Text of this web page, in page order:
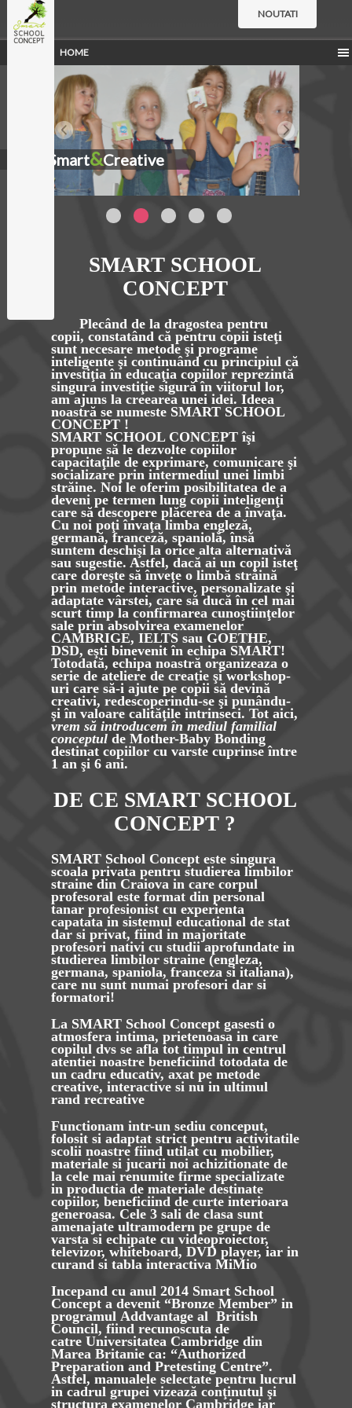
NOUTATI
HOME
Smart&Creative
SMART SCHOOL
CONCEPT
Plecând de la dragostea pentru
copii, constatând că pentru copii isteţi
sunt necesare metode şi programe
inteligente şi continuând cu principiul că
investiţia în educaţia copiilor reprezintă
singura investiţie sigură în viitorul lor,
am ajuns la creearea unei idei. Ideea
noastră se numeste SMART SCHOOL
CONCEPT !
SMART SCHOOL CONCEPT îşi
propune să le dezvolte copiilor
capacitaţile de exprimare, comunicare şi
socializare prin intermediul unei limbi
străine. Noi le oferim posibilitatea de a
deveni pe termen lung copii inteligenţi
care să descopere plăcerea de a învaţa.
Cu noi poţi învaţa limba engleză,
germană, franceză, spaniolă, însă
suntem deschişi la orice alta alternativă
sau sugestie. Astfel, dacă ai un copil isteţ
care doreşte să înveţe o limbă străină
prin metode interactive, personalizate şi
adaptate vârstei, care să ducă în cel mai
scurt timp la confirmarea cunoştiinţelor
sale prin absolvirea examenelor
CAMBRIGE, IELTS sau GOETHE,
DSD, eşti binevenit în echipa SMART!
Totodată, echipa noastră organizeaza o
serie de ateliere de creaţie şi workshop-
uri care să-i ajute pe copii să devină
creativi, redescoperindu-se şi punându-
şi în valoare calităţile intrinseci. Tot aici,
vrem să introducem în mediul familial
conceptulde Mother-Baby Bonding
destinat copiilor cu varste cuprinse între
1 an şi 6 ani.
DE CE SMART SCHOOL
CONCEPT ?
SMART School Concept este singura
scoala privata pentru studierea limbilor
straine din Craiova in care corpul
profesoral este format din personal
tanar profesionist cu experienta
capatata in sistemul educational de stat
dar si privat, fiind in majoritate
profesori nativi cu studii aprofundate in
studierea limbilor straine (engleza,
germana, spaniola, franceza si italiana),
care nu sunt numai profesori dar si
formatori!
La SMART School Concept gasesti o
atmosfera intima, prietenoasa in care
copilul dvs se afla tot timpul in centrul
atentiei noastre beneficiind totodata de
un cadru educativ, axat pe metode
creative, interactive si nu in ultimul
rand recreative
Functionam intr-un sediu conceput,
folosit si adaptat strict pentru activitatile
scolii noastre fiind utilat cu mobilier,
materiale si jucarii noi achizitionate de
la cele mai renumite firme specializate
in productia de materiale destinate
copiilor, beneficiind de curte interioara
generoasa. Cele 3 sali de clasa sunt
amenajate ultramodern pe grupe de
varsta si echipate cu videoproiector,
televizor, whiteboard, DVD player, iar in
curand si tabla interactiva MiMio
Incepand cu anul 2014 Smart School
Concept a devenit “Bronze Member” in
programul Addvantageal British
Council, fiind recunoscuta de
catre Universitatea Cambridge din
Marea Britanieca: “Authorized
Preparation and Pretesting Centre”.
Astfel, manualele selectate pentru lucrul
in cadrul grupei vizează conţinutul şi
structura examenelor Cambridge iar